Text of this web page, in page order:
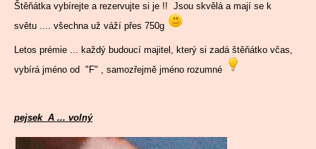
Štěňátka vybírejte a rezervujte si je !! Jsou skvělá a mají se k
světu .... všechna už váží přes 750g
Letos prémie ... každý budoucí majitel, který si zadá štěňátko včas,
vybírá jméno od "F" , samozřejmě jméno rozumné
pejsek A ... volný